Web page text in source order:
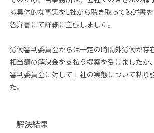
る具体的な事実をL社から聴き取って陳述書
答弁書にて詳細に主張しました。
労働審判委員会からは一定の時間外労働が存
相当額の解決金を支払う提案を受けましたが
審判委員会に対してＬ社の実態について粘り
た。
解決結果